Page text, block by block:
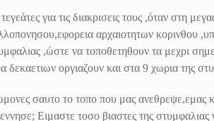
για τις διακρισεις τους ,όταν στη
αρχαιοτητων κορινθου
,ώστε να τοποθετηθουν τα μεχρι
δεκαετιων οργιαζουν και στα 9 χωρια της
σαυτο το τοπο που μας ανεθρεψε,εμας
Ειμαστε τοσο βιαστες της